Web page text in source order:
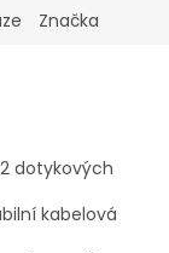
Značka
dotykových
kabelová